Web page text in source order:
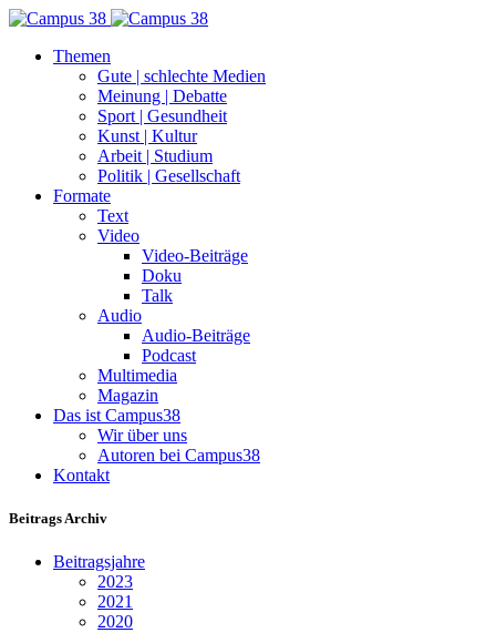
Themen
Gute | schlechte Medien
Meinung | Debatte
Sport | Gesundheit
Kunst | Kultur
Arbeit | Studium
Politik | Gesellschaft
Formate
Text
Video
Video-Beiträge
Doku
Talk
Audio
Audio-Beiträge
Podcast
Multimedia
Magazin
Das ist Campus38
Wir über uns
Autoren bei Campus38
Kontakt
Beitrags Archiv
Beitragsjahre
2023
2021
2020